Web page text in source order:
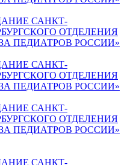
САНКТ-
ОТДЕЛЕНИЯ
ПЕДИАТРОВ РОССИИ»
САНКТ-
ОТДЕЛЕНИЯ
ПЕДИАТРОВ РОССИИ»
САНКТ-
ОТДЕЛЕНИЯ
ПЕДИАТРОВ РОССИИ»
САНКТ-